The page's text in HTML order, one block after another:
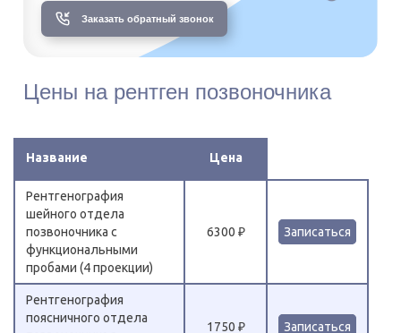
Заказать обратный звонок
Цены на рентген позвоночника
Название Цена
Рентгенография
шейного отдела
позвоночника с
функциональными
пробами (4 проекции)
6300 ₽ Записаться
Рентгенография
поясничного отдела
1750 ₽ Записаться